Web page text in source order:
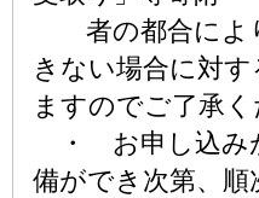
者の都合によ
きない場合に対
ますのでご了承く
・ お申し込み
備ができ次第、